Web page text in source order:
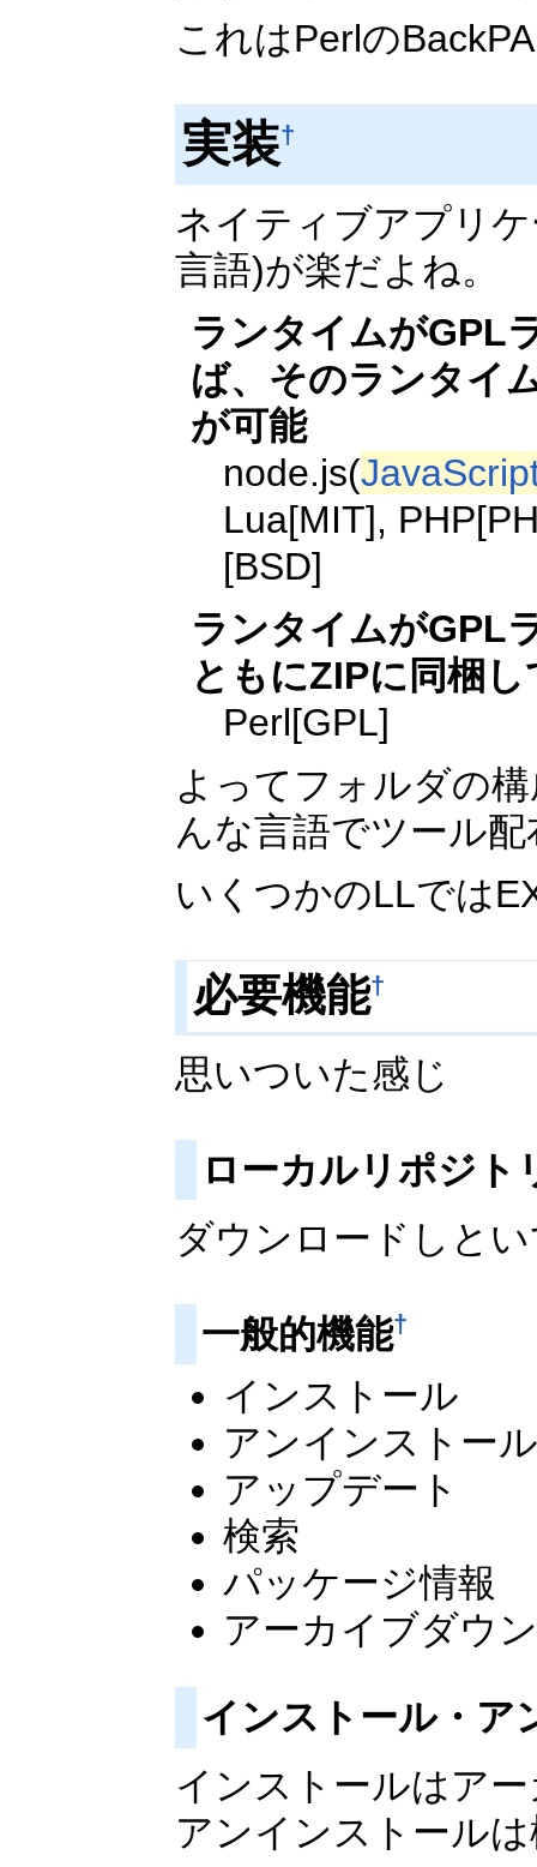
これはPerlの
実装†
ネイティブアプリ
言語)が楽だよね。
ランタイムがGPL
ば、そのランタイ
が可能
node.js(
Lua[MIT],
[BSD]
ランタイムがGPL
ともにZIPに同梱
Perl[GPL]
よってフォルダの
んな言語でツール
いくつかのLLでは
必要機能†
思いついた感じ
ローカルリポジト
ダウンロードしと
一般的機能†
インストール
アンインストー
アップデート
検索
パッケージ情報
アーカイブダウ
インストール・ア
インストールはア
アンインストール